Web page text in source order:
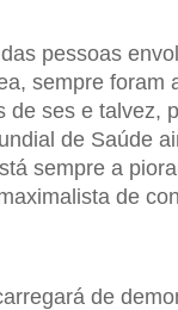
pessoas
sempre foram
de ses e talvez,
de Saúde
sempre a
de
de